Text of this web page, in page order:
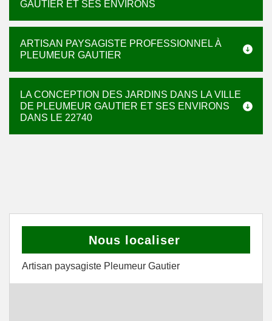
GAUTIER ET SES ENVIRONS
ARTISAN PAYSAGISTE PROFESSIONNEL À
PLEUMEUR GAUTIER
LA CONCEPTION DES JARDINS DANS LA VILLE
DE PLEUMEUR GAUTIER ET SES ENVIRONS
DANS LE 22740
Nous localiser
Artisan paysagiste Pleumeur Gautier